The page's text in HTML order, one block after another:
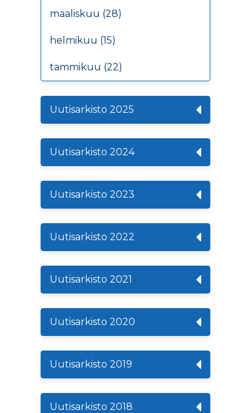
maaliskuu (28)
helmikuu (15)
tammikuu (22)
Uutisarkisto 2025
Uutisarkisto 2024
Uutisarkisto 2023
Uutisarkisto 2022
Uutisarkisto 2021
Uutisarkisto 2020
Uutisarkisto 2019
Uutisarkisto 2018